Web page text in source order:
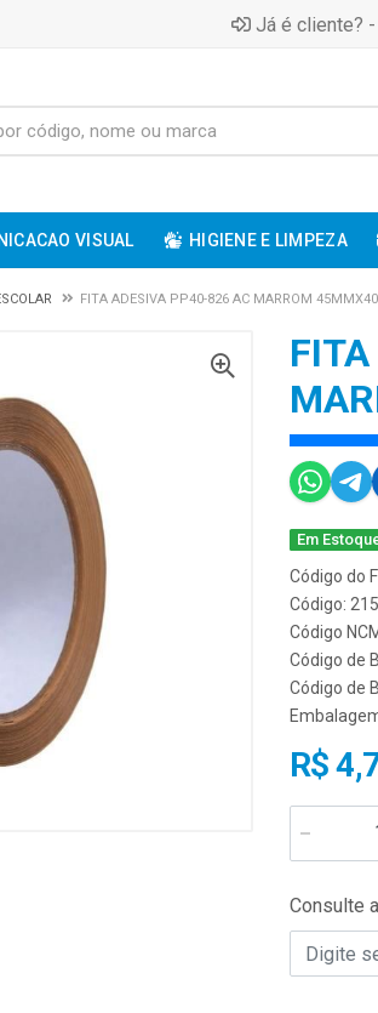
Já é cliente? -
VISUAL HIGIENE E LIMPEZA
FITA ADESIVA PP40-826 AC MARROM
Em
Código do
Código:
Código
Código de
Código de
R$
Consulte